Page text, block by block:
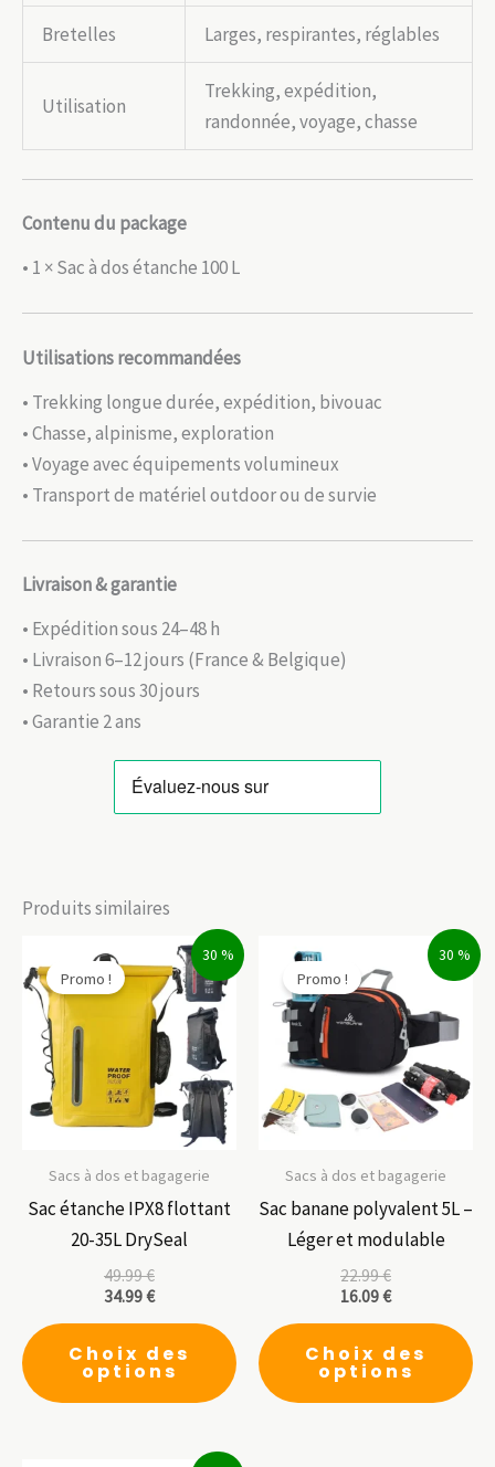
Bretelles Larges, respirantes, réglables
Utilisation
Trekking, expédition,
randonnée, voyage, chasse
Contenu du package
• 1 × Sac à dos étanche 100 L
Utilisations recommandées
• Trekking longue durée, expédition, bivouac
• Chasse, alpinisme, exploration
• Voyage avec équipements volumineux
• Transport de matériel outdoor ou de survie
Livraison & garantie
• Expédition sous 24–48 h
• Livraison 6–12 jours (France & Belgique)
• Retours sous 30 jours
• Garantie 2 ans
Produits similaires
30 %
Promo !
Sacs à dos et bagagerie
Sac étanche IPX8 flottant
20-35L DrySeal
49.99€
34.99€
Choix des
options
produit
variations.
30 %
Promo !
Sacs à dos et bagagerie
Sac banane polyvalent 5L –
Léger et modulable
22.99€
16.09€
Choix des
options